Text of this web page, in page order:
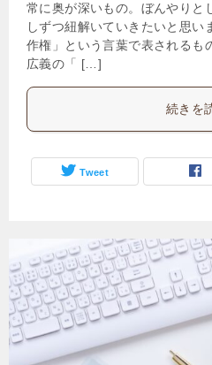
常に奥が深いもの。ぼんやりと
しずつ紐解いていきたいと思
作権」という言葉で表されるも
広義の「 […]
続きを
Tweet